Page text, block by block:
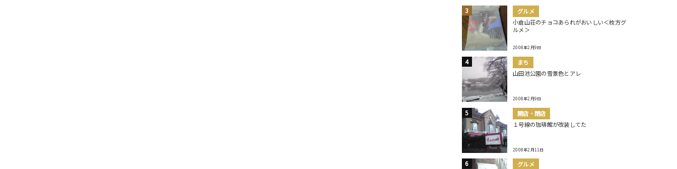
グルメ
小倉山荘のチョコあられがおいしい＜枚方グ
ルメ＞
2008年2月9日
まち
山田池公園の雪景色とアレ
2008年2月9日
開店・閉店
１号線の珈琲館が改装してた
2008年2月11日
グルメ